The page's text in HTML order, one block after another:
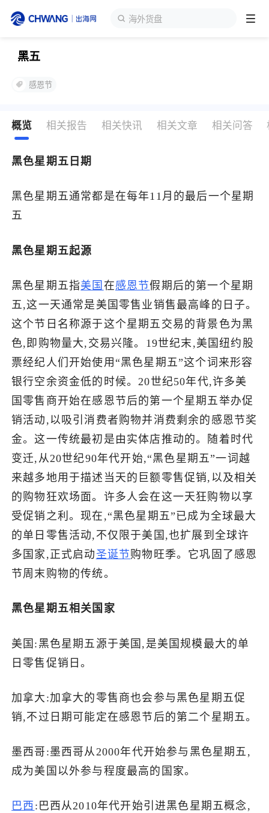
海外货盘
跨境展会
出海资讯
出海导航
出海交流群
了解出海网
黑五
感恩节
概览 相关报告 相关快讯 相关文章 相关问答
黑色星期五日期
黑色星期五通常都是在每年11月的最后一个星期
五
黑色星期五起源
黑色星期五指美国 在感恩节假期后的第一个星期
五,这一天通常是美国零售业销售最高峰的日子。
这个节日名称源于这个星期五交易的背景色为黑
色,即购物量大,交易兴隆。19世纪末,美国纽约股
票经纪人们开始使用“黑色星期五”这个词来形容
银行空余资金低的时候。20世纪50年代,许多美
国零售商开始在感恩节后的第一个星期五举办促
销活动,以吸引消费者购物并消费剩余的感恩节奖
金。这一传统最初是由实体店推动的。随着时代
变迁,从20世纪90年代开始,“黑色星期五”一词越
来越多地用于描述当天的巨额零售促销,以及相关
的购物狂欢场面。许多人会在这一天狂购物以享
受促销之利。现在,“黑色星期五”已成为全球最大
的单日零售活动,不仅限于美国,也扩展到全球许
多国家,正式启动圣诞节购物旺季。它巩固了感恩
节周末购物的传统。
黑色星期五相关国家
美国:黑色星期五源于美国,是美国规模最大的单
日零售促销日。
加拿大:加拿大的零售商也会参与黑色星期五促
销,不过日期可能定在感恩节后的第二个星期五。
墨西哥:墨西哥从2000年代开始参与黑色星期五,
成为美国以外参与程度最高的国家。
巴西 :巴西从2010年代开始引进黑色星期五概念,